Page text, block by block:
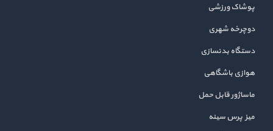
پوشاک ورزشی
دوچرخه شهری
دستگاه بدنسازی
هوازی باشگاهی
ماساژور قابل حمل
میز پرس سینه